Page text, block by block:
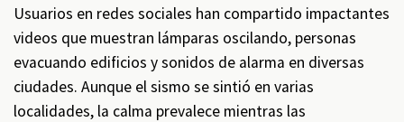
Usuarios en redes sociales han compartido impactantes
videos que muestran lámparas oscilando, personas
evacuando edificios y sonidos de alarma en diversas
ciudades. Aunque el sismo se sintió en varias
localidades, la calma prevalece mientras las